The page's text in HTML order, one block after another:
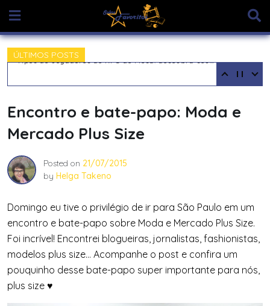
content
ÚLTIMOS POSTS
Encontro e bate-papo: Moda e
Mercado Plus Size
Posted on 21/07/2015
by Helga Takeno
Domingo eu tive o privilégio de ir para São Paulo em um
encontro e bate-papo sobre Moda e Mercado Plus Size.
Foi incrível! Encontrei blogueiras, jornalistas, fashionistas,
modelos plus size… Acompanhe o post e confira um
pouquinho desse bate-papo super importante para nós,
plus size ♥